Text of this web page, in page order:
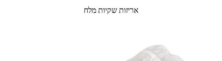
אריזות שקיות מלח